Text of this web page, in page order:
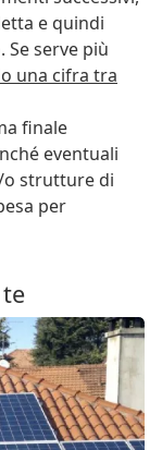
e quindi
serve più
una cifra tra
finale
eventuali
o strutture di
per